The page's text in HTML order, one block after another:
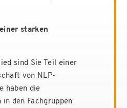
starken
sind Sie Teil einer
von NLP-
haben die
den Fachgruppen